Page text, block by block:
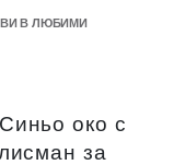
В ЛЮБИМИ
око с
за